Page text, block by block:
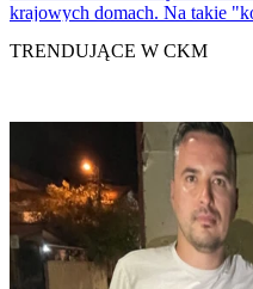
krajowych domach. Na takie
TRENDUJĄCE W CKM